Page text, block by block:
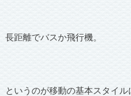
長距離でバスか飛行機。
というのが移動の基本スタイル